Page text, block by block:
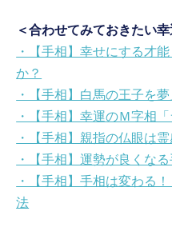
＜合わせてみておきたい
・【手相】幸せにする才
か？
・【手相】白馬の王子を
・【手相】幸運のＭ字相
・【手相】親指の仏眼は
・【手相】運勢が良くな
・【手相】手相は変わる
法